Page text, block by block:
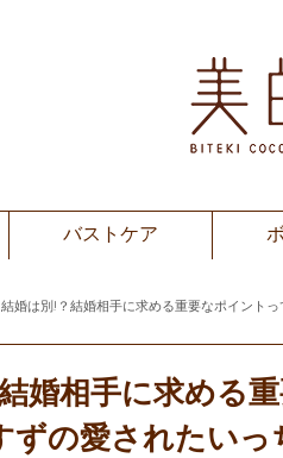
バストケア
婚は別!？結婚相手に求める重要なポイント
婚相手に求める
ずの愛されたいっ